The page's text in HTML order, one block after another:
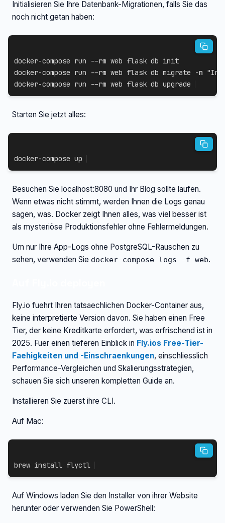
Initialisieren Sie Ihre Datenbank-Migrationen, falls Sie das
noch nicht getan haben:
docker-compose run --rm
docker-compose run --rm web flask db migrate -m
docker-compose run --rm web flask db upgrade
Starten Sie jetzt alles:
docker-compose up
Besuchen Sie localhost:8080 und Ihr Blog sollte laufen.
Wenn etwas nicht stimmt, werden Ihnen die Logs genau
sagen, was. Docker zeigt Ihnen alles, was viel besser ist
als mysteriöse Produktionsfehler ohne Fehlermeldungen.
Um nur Ihre App-Logs ohne PostgreSQL-Rauschen zu
sehen, verwenden Sie docker-compose logs -f web.
Fly.io fuehrt Ihren tatsaechlichen Docker-Container aus,
keine interpretierte Version davon. Sie haben einen Free
Tier, der keine Kreditkarte erfordert, was erfrischend ist in
2025. Fuer einen tieferen Einblick in Fly.ios Free-Tier-
Faehigkeiten und -Einschraenkungen, einschliesslich
Performance-Vergleichen und Skalierungsstrategien,
schauen Sie sich unseren kompletten Guide an.
Installieren Sie zuerst ihre CLI.
Auf Mac:
brew install flyctl
Auf Windows laden Sie den Installer von ihrer Website
herunter oder verwenden Sie PowerShell: